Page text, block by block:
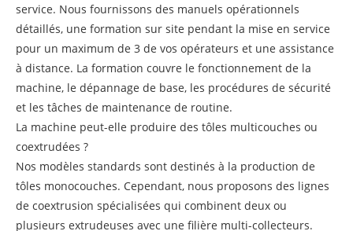
service. Nous fournissons des manuels opérationnels
détaillés, une formation sur site pendant la mise en service
pour un maximum de 3 de vos opérateurs et une assistance
à distance. La formation couvre le fonctionnement de la
machine, le dépannage de base, les procédures de sécurité
et les tâches de maintenance de routine.
La machine peut-elle produire des tôles multicouches ou
coextrudées ?
Nos modèles standards sont destinés à la production de
tôles monocouches. Cependant, nous proposons des lignes
de coextrusion spécialisées qui combinent deux ou
plusieurs extrudeuses avec une filière multi-collecteurs.